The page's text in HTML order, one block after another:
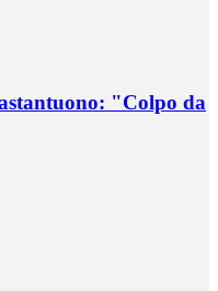
"Colpo da